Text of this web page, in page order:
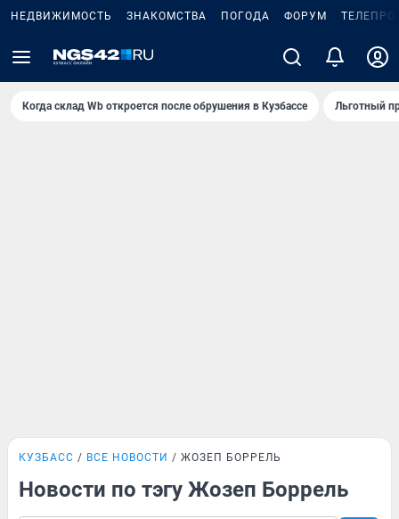
НЕДВИЖИМОСТЬ ЗНАКОМСТВА ПОГОДА ФОРУМ
Когда склад Wb откроется после обрушения в Кузбассе Льготный
КУЗБАСС ВСЕ НОВОСТИ ЖОЗЕП БОРРЕЛЬ
Новости по тэгу Жозеп Боррель